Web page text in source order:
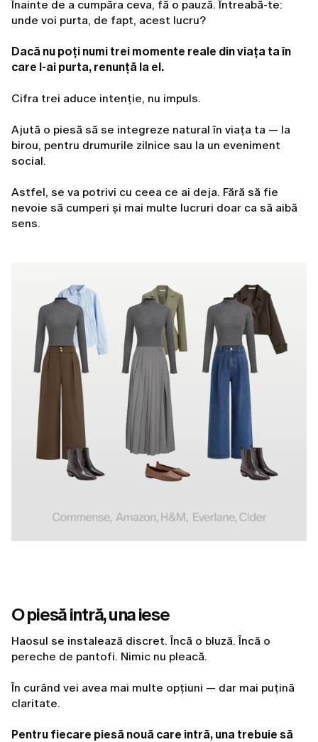
Înainte de a cumpăra ceva, fă o pauză. Întreabă-te:
unde voi purta, de fapt, acest lucru?
Dacă nu poți numi trei momente reale din viața ta în
care l-ai purta, renunță la el.
Cifra trei aduce intenție, nu impuls.
Ajută o piesă să se integreze natural în viața ta — la
birou, pentru drumurile zilnice sau la un eveniment
social.
Astfel, se va potrivi cu ceea ce ai deja. Fără să fie
nevoie să cumperi și mai multe lucruri doar ca să aibă
sens.
O piesă intră, una iese
Haosul se instalează discret. Încă o bluză. Încă o
pereche de pantofi. Nimic nu pleacă.
În curând vei avea mai multe opțiuni — dar mai puțină
claritate.
Pentru fiecare piesă nouă care intră, una trebuie să